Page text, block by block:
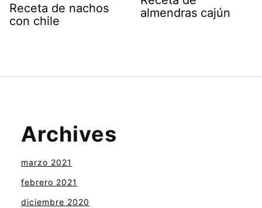
Receta de nachos
con chile
almendras cajún
Archives
marzo 2021
febrero 2021
diciembre 2020